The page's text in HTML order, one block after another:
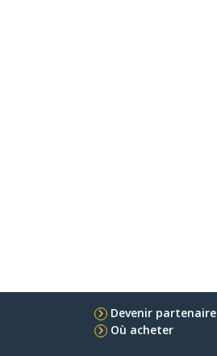
Devenir partenaire
Où acheter